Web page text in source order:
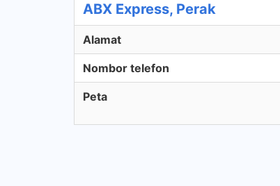
ABX Express, Perak
Alamat
Nombor telefon
Peta